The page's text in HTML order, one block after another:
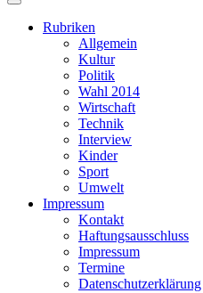
Suchfeld
ein-/ausblenden
Rubriken
Allgemein
Kultur
Politik
Wahl 2014
Wirtschaft
Technik
Interview
Kinder
Sport
Umwelt
Impressum
Kontakt
Haftungsausschluss
Impressum
Termine
Datenschutzerklärung